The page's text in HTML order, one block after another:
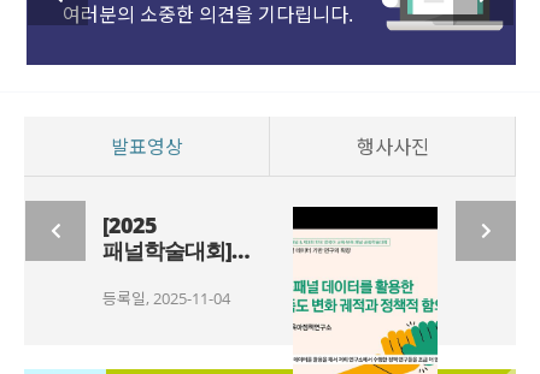
여러분의 소중한 의견을 기다립니다.
발표영상
[2025
패널학술대회]
등록일, 2025-11-04
행사사진